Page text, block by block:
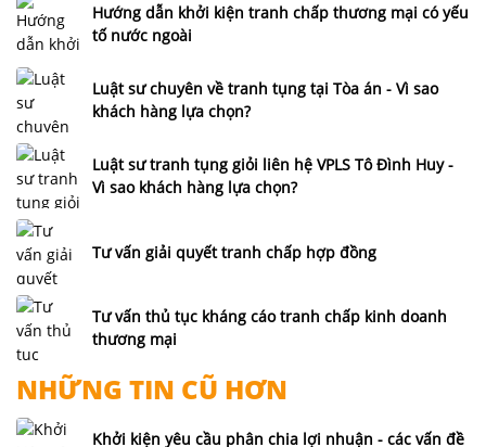
Hướng dẫn khởi kiện tranh chấp thương mại có yếu
tố nước ngoài
Luật sư chuyên về tranh tụng tại Tòa án - Vì sao
khách hàng lựa chọn?
Luật sư tranh tụng giỏi liên hệ VPLS Tô Đình Huy -
Vì sao khách hàng lựa chọn?
Tư vấn giải quyết tranh chấp hợp đồng
Tư vấn thủ tục kháng cáo tranh chấp kinh doanh
thương mại
NHỮNG TIN CŨ HƠN
Khởi kiện yêu cầu phân chia lợi nhuận - các vấn đề